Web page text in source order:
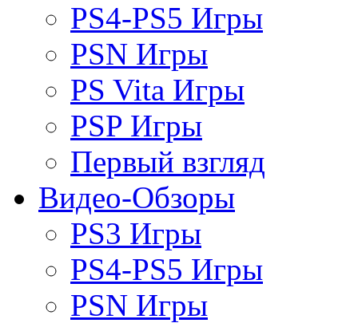
PS4-PS5 Игры
PSN Игры
PS Vita Игры
PSP Игры
Первый взгляд
Видео-Обзоры
PS3 Игры
PS4-PS5 Игры
PSN Игры